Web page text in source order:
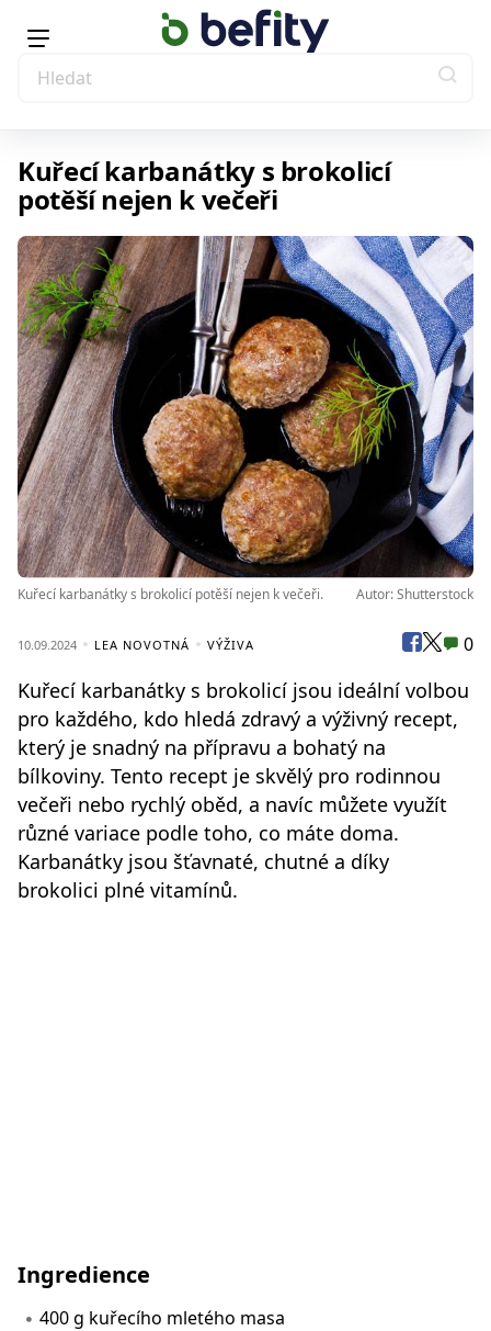
Kuřecí karbanátky s brokolicí
potěší nejen k večeři
Kuřecí karbanátky s brokolicí potěší nejen k večeři. Autor: Shutterstock
10.09.2024 LEA NOVOTNÁ VÝŽIVA 0
Kuřecí karbanátky s brokolicí jsou ideální volbou
pro každého, kdo hledá zdravý a výživný recept,
který je snadný na přípravu a bohatý na
bílkoviny. Tento recept je skvělý pro rodinnou
večeři nebo rychlý oběd, a navíc můžete využít
různé variace podle toho, co máte doma.
Karbanátky jsou šťavnaté, chutné a díky
brokolici plné vitamínů.
Ingredience
400 g kuřecího mletého masa